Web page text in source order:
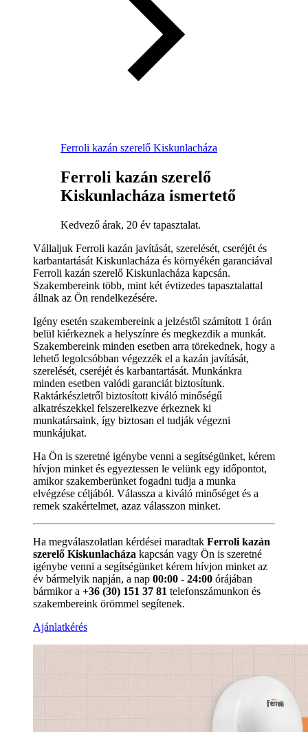
Ferroli kazán szerelő Kiskunlacháza
Ferroli kazán szerelő
Kiskunlacháza ismertető
Kedvező árak, 20 év tapasztalat.
Vállaljuk Ferroli kazán javítását, szerelését, cseréjét és
karbantartását Kiskunlacháza és környékén garanciával
Ferroli kazán szerelő Kiskunlacháza kapcsán.
Szakembereink több, mint két évtizedes tapasztalattal
állnak az Ön rendelkezésére.
Igény esetén szakembereink a jelzéstől számított 1 órán
belül kiérkeznek a helyszínre és megkezdik a munkát.
Szakembereink minden esetben arra törekednek, hogy a
lehető legolcsóbban végezzék el a kazán javítását,
szerelését, cseréjét és karbantartását. Munkánkra
minden esetben valódi garanciát biztosítunk.
Raktárkészletről biztosított kiváló minőségű
alkatrészekkel felszerelkezve érkeznek ki
munkatársaink, így biztosan el tudják végezni
munkájukat.
Ha Ön is szeretné igénybe venni a segítségünket, kérem
hívjon minket és egyeztessen le velünk egy időpontot,
amikor szakemberünket fogadni tudja a munka
elvégzése céljából. Válassza a kiváló minőséget és a
remek szakértelmet, azaz válasszon minket.
Ha megválaszolatlan kérdései maradtak Ferroli kazán
szerelő Kiskunlacháza kapcsán vagy Ön is szeretné
igénybe venni a segítségünket kérem hívjon minket az
év bármelyik napján, a nap 00:00 - 24:00 órájában
bármikor a +36 (30) 151 37 81 telefonszámunkon és
szakembereink örömmel segítenek.
Ajánlatkérés